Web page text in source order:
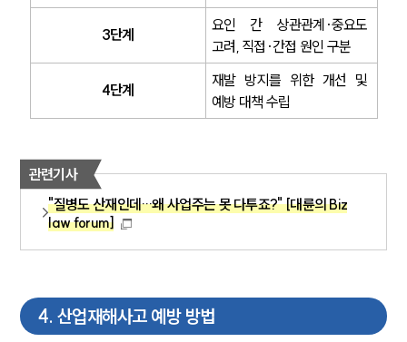
산업안전·중대재해그룹 업무
전체
구성원 소개
소식/자료
언론보도
법률서식
뉴스레터/브로슈어
3단계
요인 간 상관관계·중요도
고려, 직접·간접 원인 구분
4단계
재발 방지를 위한 개선 및
예방 대책 수립
관련기사
"질병도 산재인데…왜 사업주는 못 다투죠?" [대륜의 Biz
law forum]
4. 산업재해사고 예방 방법